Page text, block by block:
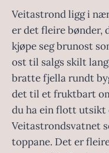
Veitastrond ligg i
er det fleire bønder,
kjøpe seg brunost
ost til salgs skilt
bratte fjella rundt
det til et fruktbart
du ha ein flott utsikt
Veitastrondsvatnet
toppane. Det er